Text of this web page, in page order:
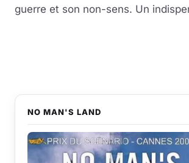
guerre et son non-sens. Un
NO MAN'S LAND